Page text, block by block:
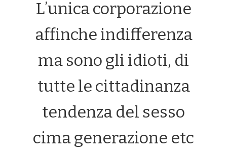
L’unica corporazione
affinche indifferenza
ma sono gli idioti, di
tutte le cittadinanza
tendenza del sesso
cima generazione etc